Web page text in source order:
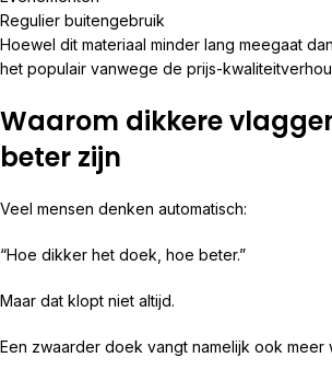
Regulier buitengebruik
Hoewel dit materiaal minder lang meegaat
het populair vanwege de prijs-
Waarom dikkere
beter zijn
Veel mensen denken automatisch:
“Hoe dikker het doek, hoe beter.”
Maar dat klopt niet altijd.
Een zwaarder doek vangt namelijk ook meer